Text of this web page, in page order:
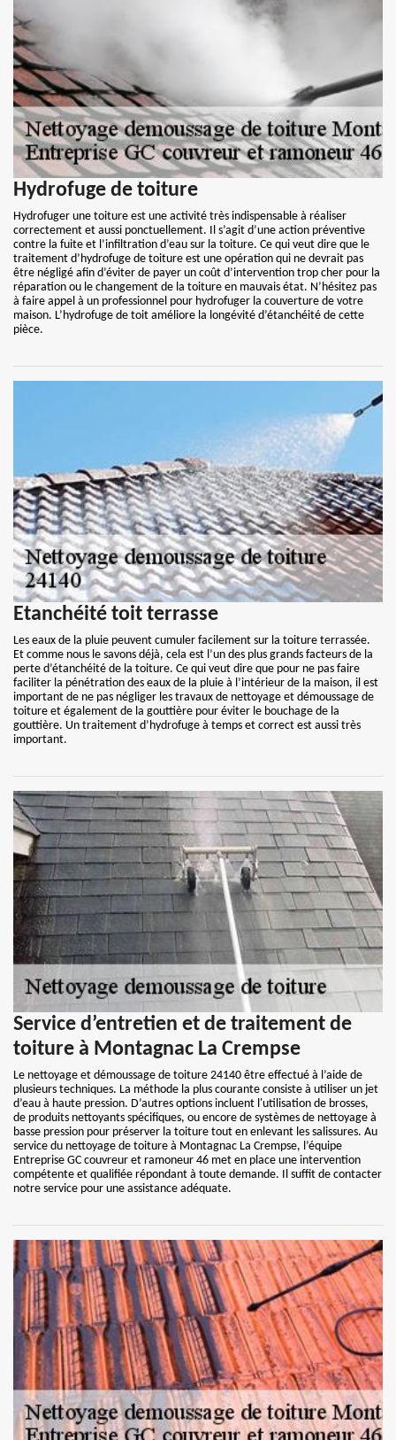
Hydrofuge de toiture
Hydrofuger une toiture est une activité très indispensable à réaliser
correctement et aussi ponctuellement. Il s’agit d’une action préventive
contre la fuite et l’infiltration d’eau sur la toiture. Ce qui veut dire que le
traitement d’hydrofuge de toiture est une opération qui ne devrait pas
être négligé afin d’éviter de payer un coût d’intervention trop cher pour la
réparation ou le changement de la toiture en mauvais état. N’hésitez pas
à faire appel à un professionnel pour hydrofuger la couverture de votre
maison. L’hydrofuge de toit améliore la longévité d’étanchéité de cette
pièce.
Etanchéité toit terrasse
Les eaux de la pluie peuvent cumuler facilement sur la toiture terrassée.
Et comme nous le savons déjà, cela est l’un des plus grands facteurs de la
perte d’étanchéité de la toiture. Ce qui veut dire que pour ne pas faire
faciliter la pénétration des eaux de la pluie à l’intérieur de la maison, il est
important de ne pas négliger les travaux de nettoyage et démoussage de
toiture et également de la gouttière pour éviter le bouchage de la
gouttière. Un traitement d’hydrofuge à temps et correct est aussi très
important.
Service d’entretien et de traitement de
toiture à Montagnac La Crempse
Le nettoyage et démoussage de toiture 24140 être effectué à l’aide de
plusieurs techniques. La méthode la plus courante consiste à utiliser un jet
d’eau à haute pression. D’autres options incluent l'utilisation de brosses,
de produits nettoyants spécifiques, ou encore de systèmes de nettoyage à
basse pression pour préserver la toiture tout en enlevant les salissures. Au
service du nettoyage de toiture à Montagnac La Crempse, l’équipe
Entreprise GC couvreur et ramoneur 46 met en place une intervention
compétente et qualifiée répondant à toute demande. Il suffit de contacter
notre service pour une assistance adéquate.